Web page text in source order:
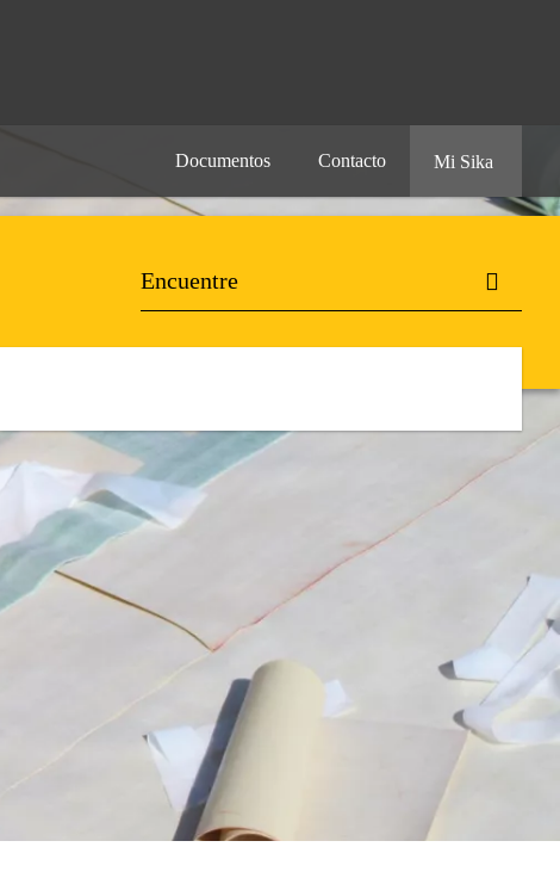
Documentos Contacto Mi Sika